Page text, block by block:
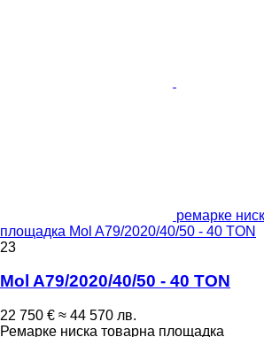
ремарке
площадка Mol A79/2020/40/50 - 40 TON
23
Mol A79/2020/40/50 - 40 TON
22 750 € ≈ 44 570 лв.
Ремарке ниска товарна площадка